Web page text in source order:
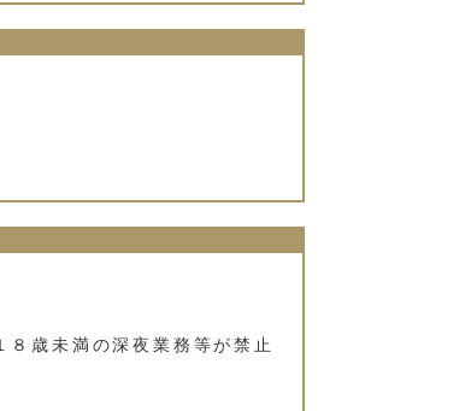
歳未満の深夜業務等が禁止